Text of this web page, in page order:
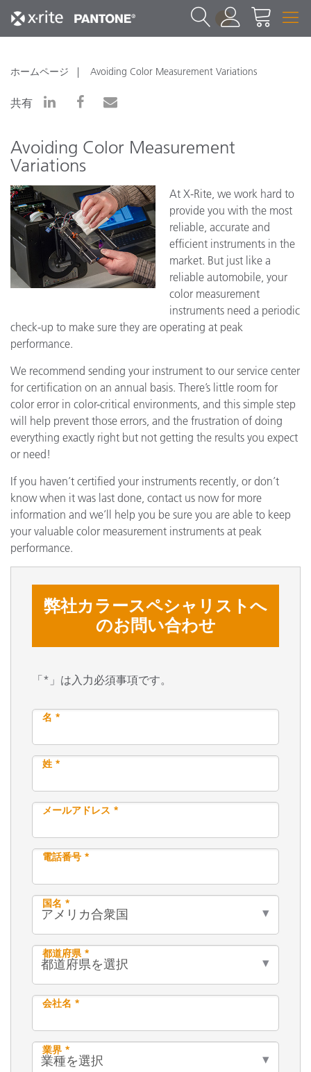
1
ホームページ Avoiding Color Measurement Variations
共有
Avoiding Color Measurement
Variations
At X-Rite, we work hard to
provide you with the most
reliable, accurate and
efficient instruments in the
market. But just like a
reliable automobile, your
color measurement
instruments need a periodic
check-up to make sure they are operating at peak
performance.
We recommend sending your instrument to our service center
for certification on an annual basis. There’s little room for
color error in color-critical environments, and this simple step
will help prevent those errors, and the frustration of doing
everything exactly right but not getting the results you expect
or need!
If you haven’t certified your instruments recently, or don’t
know when it was last done, contact us now for more
information and we’ll help you be sure you are able to keep
your valuable color measurement instruments at peak
performance.
弊社カラースペシャリストへ
のお問い合わせ
「*」は入力必須事項です。
名 *
姓 *
メールアドレス *
電話番号 *
国名 *
都道府県 *
会社名 *
業界 *